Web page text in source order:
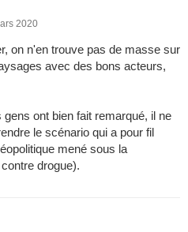
2020
on n'en trouve pas de masse sur
avec des bons acteurs,
ont bien fait remarqué, il ne
le scénario qui a pour fil
mené sous la
drogue).